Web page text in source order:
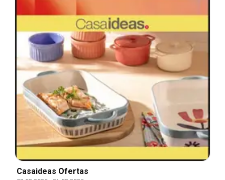
Casaideas Ofertas